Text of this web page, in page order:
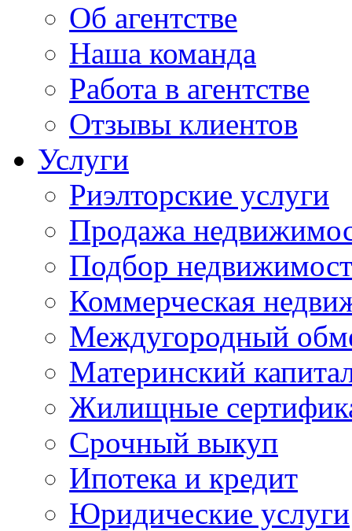
Об агентстве
Наша команда
Работа в агентстве
Отзывы клиентов
Услуги
Риэлторские услуги
Продажа
Подбор
Коммерческая
Междугородный
Материнский
Жилищные
Срочный выкуп
Ипотека и кредит
Юридические услуги